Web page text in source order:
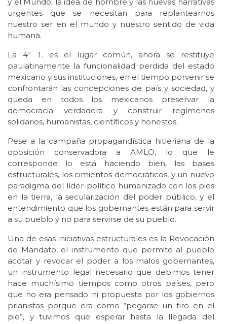
y el Mundo, la idea de hombre y las nuevas narrativas
urgentes que se necesitan para replantearnos
nuestro ser en el mundo y nuestro sentido de vida
humana.
La 4ª T. es el lugar común, ahora se restituye
paulatinamente la funcionalidad perdida del estado
mexicano y sus instituciones, en el tiempo porvenir se
confrontarán las concepciones de país y sociedad, y
queda en todos los mexicanos preservar la
democracia verdadera y construir regímenes
solidarios, humanistas, científicos y honestos.
Pese a la campaña propagandística hitleriana de la
oposición conservadora a AMLO, lo que le
corresponde lo está haciendo bien, las bases
estructurales, los cimientos democráticos, y un nuevo
paradigma del líder-político humanizado con los pies
en la tierra, la secularización del poder público, y el
entendimiento que los gobernantes están para servir
a su pueblo y no para servirse de su pueblo.
Una de esas iniciativas estructurales es la Revocación
de Mandato, el instrumento que permite al pueblo
acotar y revocar el poder a los malos gobernantes,
un instrumento legal necesario que debimos tener
hace muchísimo tiempos como otros países, pero
que no era pensado ni propuesta por los gobiernos
prianistas porque era como “pegarse un tiro en el
pie”, y tuvimos que esperar hasta la llegada del